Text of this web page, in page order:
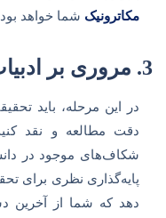
مکاترونیک شما خواهد
3. مروری بر ادبیات: پایه‌گذاری دانش
در این مرحله، باید
دقت مطالعه و نقد
شکاف‌های موجود در
پایه‌گذاری نظری برای
دهد که شما از آخرین